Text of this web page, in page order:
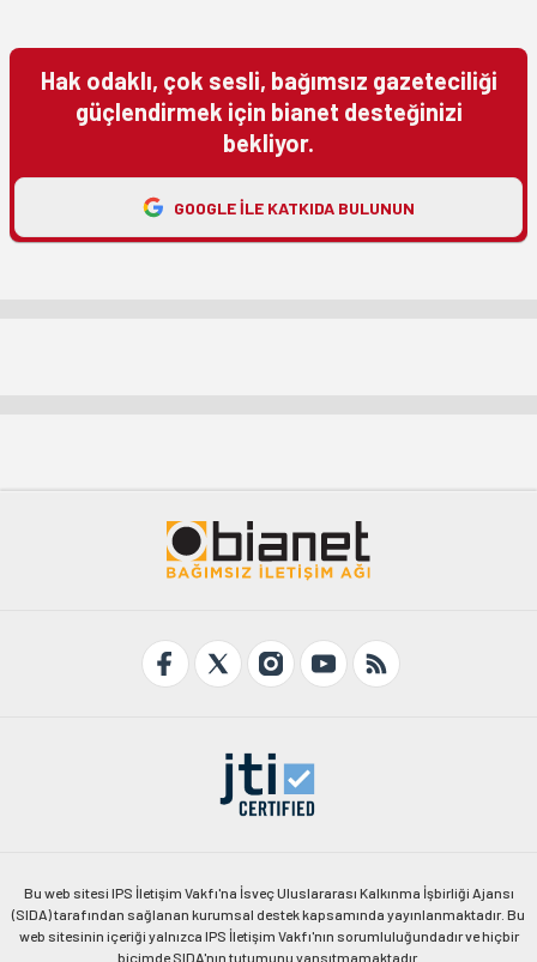
Hak odaklı, çok sesli, bağımsız gazeteciliği
güçlendirmek için bianet desteğinizi
bekliyor.
GOOGLE ILE KATKIDA BULUNUN
Bu web sitesi IPS İletişim Vakfı'na İsveç Uluslararası Kalkınma İşbirliği Ajansı
(SIDA) tarafından sağlanan kurumsal destek kapsamında yayınlanmaktadır. Bu
web sitesinin içeriği yalnızca IPS İletişim Vakfı'nın sorumluluğundadır ve hiçbir
biçimde SIDA'nın tutumunu yansıtmamaktadır.